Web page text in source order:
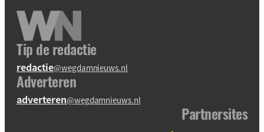
Tip de redactie
redactie@wegdamnieuws.nl
Adverteren
adverteren@wegdamnieuws.nl
Partnersites